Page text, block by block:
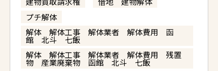
プチ解体
解体 解体工事 解体業者 解体費用 函
館 北斗 七飯
解体 解体工事 解体業者 解体費用 残置
物 産業廃棄物 函館 北斗 七飯